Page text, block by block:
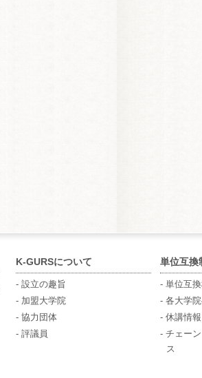
K-GURSについて
- 設立の趣旨
- 加盟大学院
- 協力団体
- 評議員
単位互換
- 単位互換
- 各大学
- 休講情報
- チェー
ス